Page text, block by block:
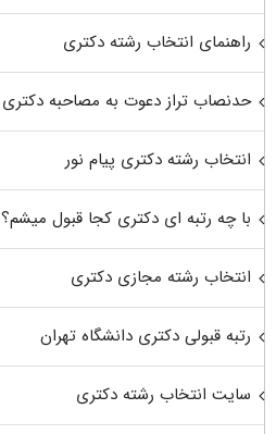
راهنمای انتخاب رشته دکتری
حدنصاب تراز دعوت به مصاحبه دکتری
انتخاب رشته دکتری پیام نور
با چه رتبه ای دکتری کجا قبول میشم؟
انتخاب رشته مجازی دکتری
رتبه قبولی دکتری دانشگاه تهران
سایت انتخاب رشته دکتری